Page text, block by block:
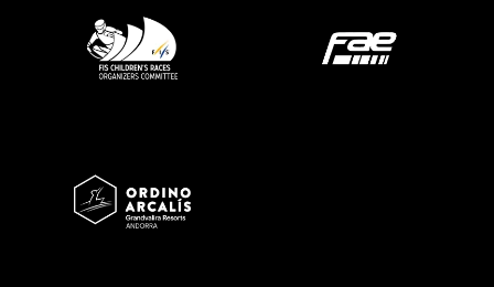
Imatge Imatge
Imatge